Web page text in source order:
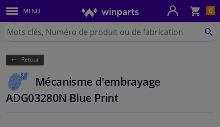
0
MENU
Carrosserie & tôles
Feux & ampoules
Freinage
Système d'échappement
Chercher
Winparts.be
Retour
Mécanisme d'embrayage
ADG03280N Blue Print